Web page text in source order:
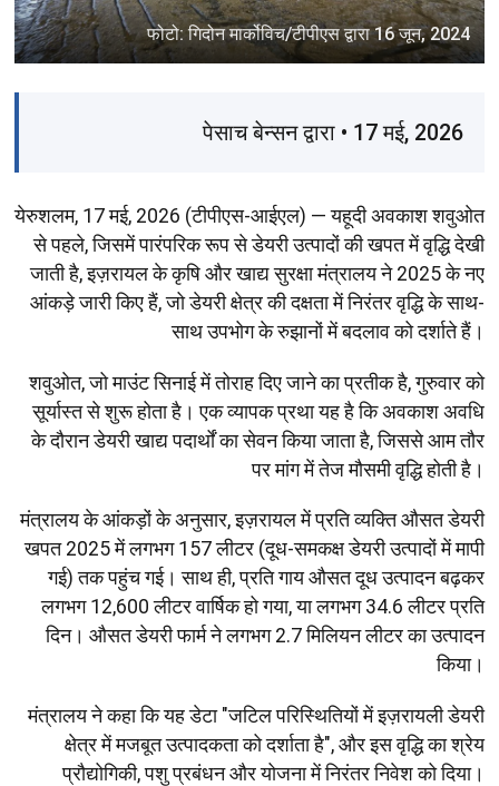
फोटो: गिदोन मार्कोविच/टीपीएस द्वारा 16 जून, 2024
पेसाच बेन्सन द्वारा • 17 मई, 2026
येरुशलम, 17 मई, 2026 (टीपीएस-आईएल) — यहूदी अवकाश शवुओत
से पहले, जिसमें पारंपरिक रूप से डेयरी उत्पादों की खपत में वृद्धि देखी
जाती है, इज़रायल के कृषि और खाद्य सुरक्षा मंत्रालय ने 2025 के नए
आंकड़े जारी किए हैं, जो डेयरी क्षेत्र की दक्षता में निरंतर वृद्धि के साथ-
साथ उपभोग के रुझानों में बदलाव को दर्शाते हैं।
शवुओत, जो माउंट सिनाई में तोराह दिए जाने का प्रतीक है, गुरुवार को
सूर्यास्त से शुरू होता है। एक व्यापक प्रथा यह है कि अवकाश अवधि
के दौरान डेयरी खाद्य पदार्थों का सेवन किया जाता है, जिससे आम तौर
पर मांग में तेज मौसमी वृद्धि होती है।
मंत्रालय के आंकड़ों के अनुसार, इज़रायल में प्रति व्यक्ति औसत डेयरी
खपत 2025 में लगभग 157 लीटर (दूध-समकक्ष डेयरी उत्पादों में मापी
गई) तक पहुंच गई। साथ ही, प्रति गाय औसत दूध उत्पादन बढ़कर
लगभग 12,600 लीटर वार्षिक हो गया, या लगभग 34.6 लीटर प्रति
दिन। औसत डेयरी फार्म ने लगभग 2.7 मिलियन लीटर का उत्पादन
किया।
मंत्रालय ने कहा कि यह डेटा "जटिल परिस्थितियों में इज़रायली डेयरी
क्षेत्र में मजबूत उत्पादकता को दर्शाता है", और इस वृद्धि का श्रेय
प्रौद्योगिकी, पशु प्रबंधन और योजना में निरंतर निवेश को दिया।